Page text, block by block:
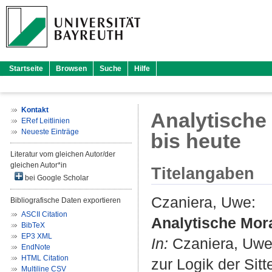
Startseite Browsen Suche Hilfe
Kontakt
ERef Leitlinien
Neueste Einträge
Literatur vom gleichen Autor/der
gleichen Autor*in
bei Google Scholar
Bibliografische Daten exportieren
ASCII Citation
BibTeX
EP3 XML
EndNote
HTML Citation
Multiline CSV
Analytische
bis heute
Titelangaben
Czaniera, Uwe:
Analytische
In: Czaniera, Uwe
zur Logik der